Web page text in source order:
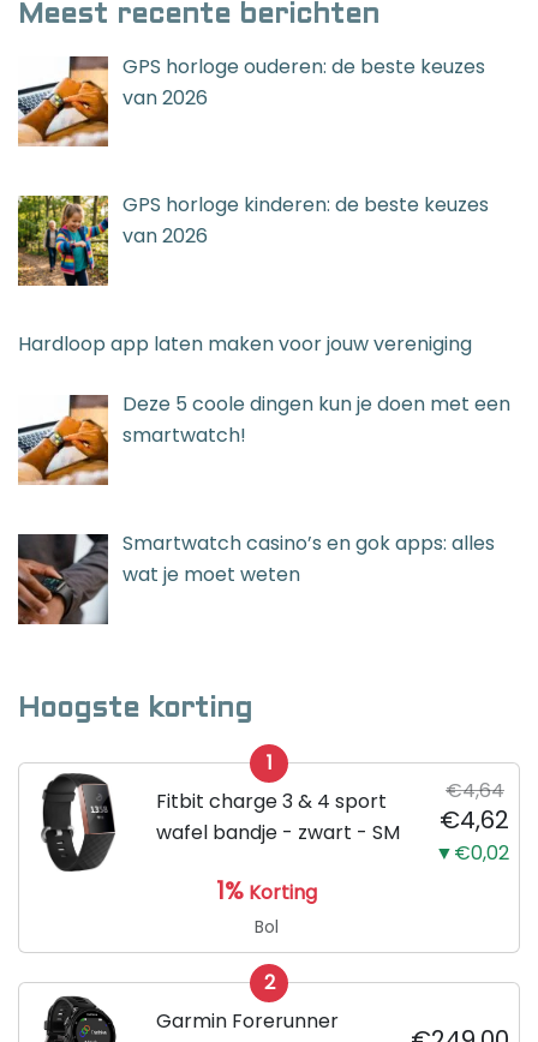
Meest recente berichten
GPS horloge ouderen: de beste keuzes
van 2026
GPS horloge kinderen: de beste keuzes
van 2026
Hardloop app laten maken voor jouw vereniging
Deze 5 coole dingen kun je doen met een
smartwatch!
Smartwatch casino’s en gok apps: alles
wat je moet weten
Hoogste korting
1
Fitbit charge 3 & 4 sport
wafel bandje - zwart - SM
€4,64
€4,62
▼€0,02
1% Korting
Bol
2
Garmin Forerunner